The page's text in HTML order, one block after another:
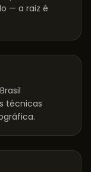
— a raiz é
técnicas